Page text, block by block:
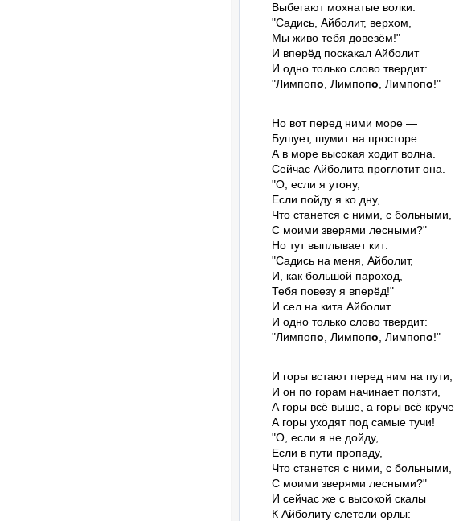
Выбегают мохнатые волки:
"Садись, Айболит, верхом,
Мы живо тебя довезём!"
И вперёд поскакал Айболит
И одно только слово твердит:
"Лимпопо , Лимпопо , Лимпопо!"
Но вот перед ними море —
Бушует, шумит на просторе.
А в море высокая ходит волна.
Сейчас Айболита проглотит она.
"О, если я утону,
Если пойду я ко дну,
Что станется с ними, с больными,
С моими зверями лесными?"
Но тут выплывает кит:
"Садись на меня, Айболит,
И, как большой пароход,
Тебя повезу я вперёд!"
И сел на кита Айболит
И одно только слово твердит:
"Лимпопо , Лимпопо , Лимпопо!"
И горы встают перед ним на пути,
И он по горам начинает ползти,
А горы всё выше, а горы всё круче,
А горы уходят под самые тучи!
"О, если я не дойду,
Если в пути пропаду,
Что станется с ними, с больными,
С моими зверями лесными?"
И сейчас же с высокой скалы
К Айболиту слетели орлы: